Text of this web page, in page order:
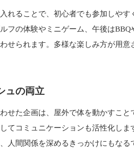
れることで、初心者でも参加しや
フの体験やミニゲーム、午後は
せられます。多様な楽しみ方が用
ュの両立
せた企画は、屋外で体を動かすこ
てコミュニケーションも活性化し
人間関係を深めるきっかけにもなる